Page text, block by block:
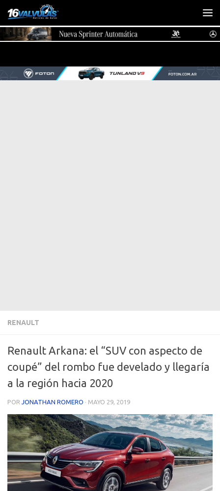
Saltar al contenido
RENAULT
Renault Arkana: el “SUV con aspecto de
coupé” del rombo fue develado y llegaría
a la región hacia 2020
POR JONATHAN ROMERO · MAYO 29, 2019